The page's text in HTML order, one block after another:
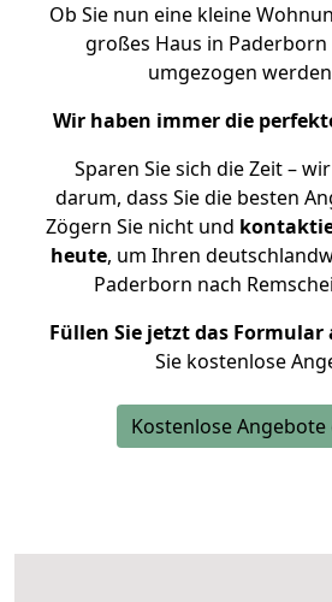
Ob Sie nun eine kleine
großes Haus in Paderborn
umgezogen
Wir haben immer die
Sparen Sie sich die Zeit –
darum, dass Sie die besten
Zögern Sie nicht und
heute, um Ihren
Paderborn nach
Füllen Sie jetzt das Formular
Sie kostenlose
Kostenlose